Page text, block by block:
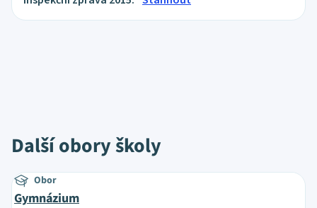
Další obory školy
Obor
Gymnázium